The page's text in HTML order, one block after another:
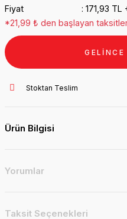
Fiyat
171,93 TL
*21,99 ₺ den başlayan
GELİNCE
Stoktan Teslim
Ürün Bilgisi
Yorumlar
Taksit Seçenekleri